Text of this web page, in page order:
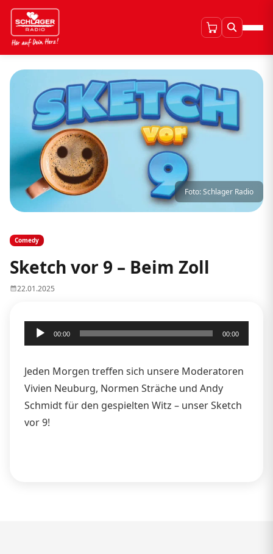
Foto: Schlager Radio
Comedy
Sketch vor 9 – Beim Zoll
22.01.2025
Audio-
Player
00:00 00:00
Jeden Morgen treffen sich unsere Moderatoren
Vivien Neuburg, Normen Sträche und Andy
Schmidt für den gespielten Witz – unser Sketch
vor 9!